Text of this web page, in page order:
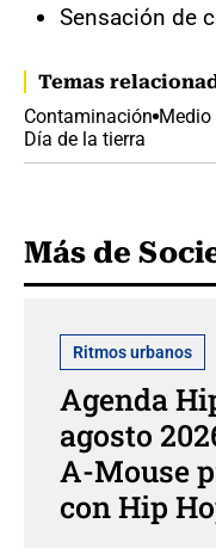
Sensación de
Temas
Contaminación
Día de la tierra
Más de
Ritmos urbanos
Agenda
agosto
A-Mouse
con Hip